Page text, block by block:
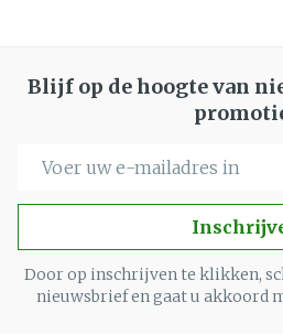
Blijf op de hoogte van
Door op inschrijven te klikken,
nieuwsbrief en gaat u akkoord